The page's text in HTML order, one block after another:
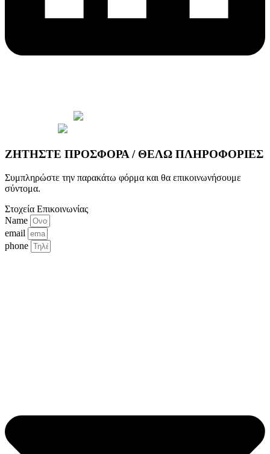
ΖΗΤΗΣΤΕ ΠΡΟΣΦΟΡΑ / ΘΕΛΩ ΠΛΗΡΟΦΟΡΙΕΣ
Συμπληρώστε την παρακάτω φόρμα και θα επικοινωνήσουμε
σύντομα.
Στοχεία Επικοινωνίας
Name
email
phone